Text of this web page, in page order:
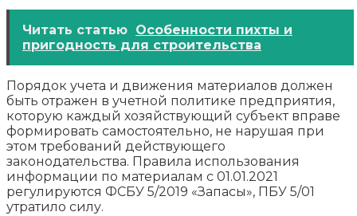
Читать статью Особенности пихты и
пригодность для строительства
Порядок учета и движения материалов должен
быть отражен в учетной политике предприятия,
которую каждый хозяйствующий субъект вправе
формировать самостоятельно, не нарушая при
этом требований действующего
законодательства. Правила использования
информации по материалам с 01.01.2021
регулируются ФСБУ 5/2019 «Запасы», ПБУ 5/01
утратило силу.